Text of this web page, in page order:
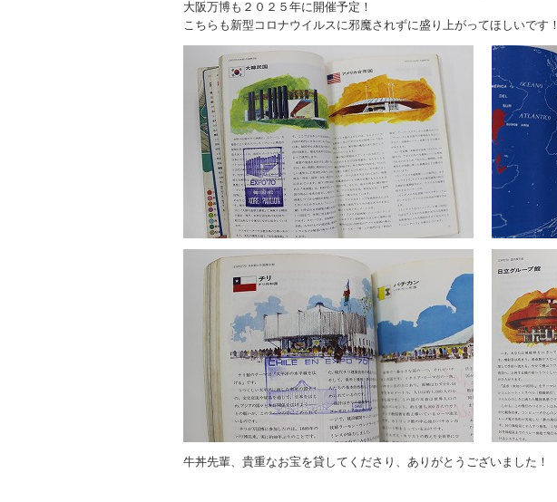
大阪万博も２０２５年に開催予定！
こちらも新型コロナウイルスに邪魔されずに盛り上がってほしいです！
牛丼先輩、貴重なお宝を貸してくださり、ありがとうございました！